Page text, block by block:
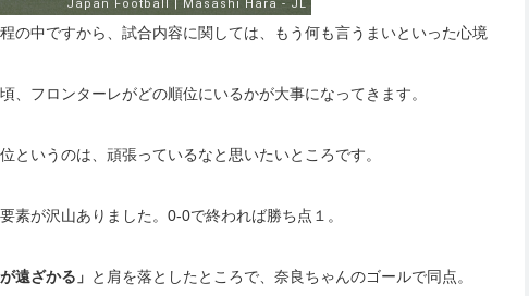
の中ですから、試合内容に関しては、もう何も言うまいといった心境
、フロンターレがどの順位にいるかが大事になってきます。
というのは、頑張っているなと思いたいところです。
素が沢山ありました。0-0で終われば勝ち点１。
遠ざかる」 と肩を落としたところで、奈良ちゃんのゴールで同点。